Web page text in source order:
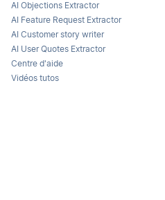
AI Objections Extractor
AI Feature Request Extractor
AI Customer story writer
AI User Quotes Extractor
Centre d'aide
Vidéos tutos